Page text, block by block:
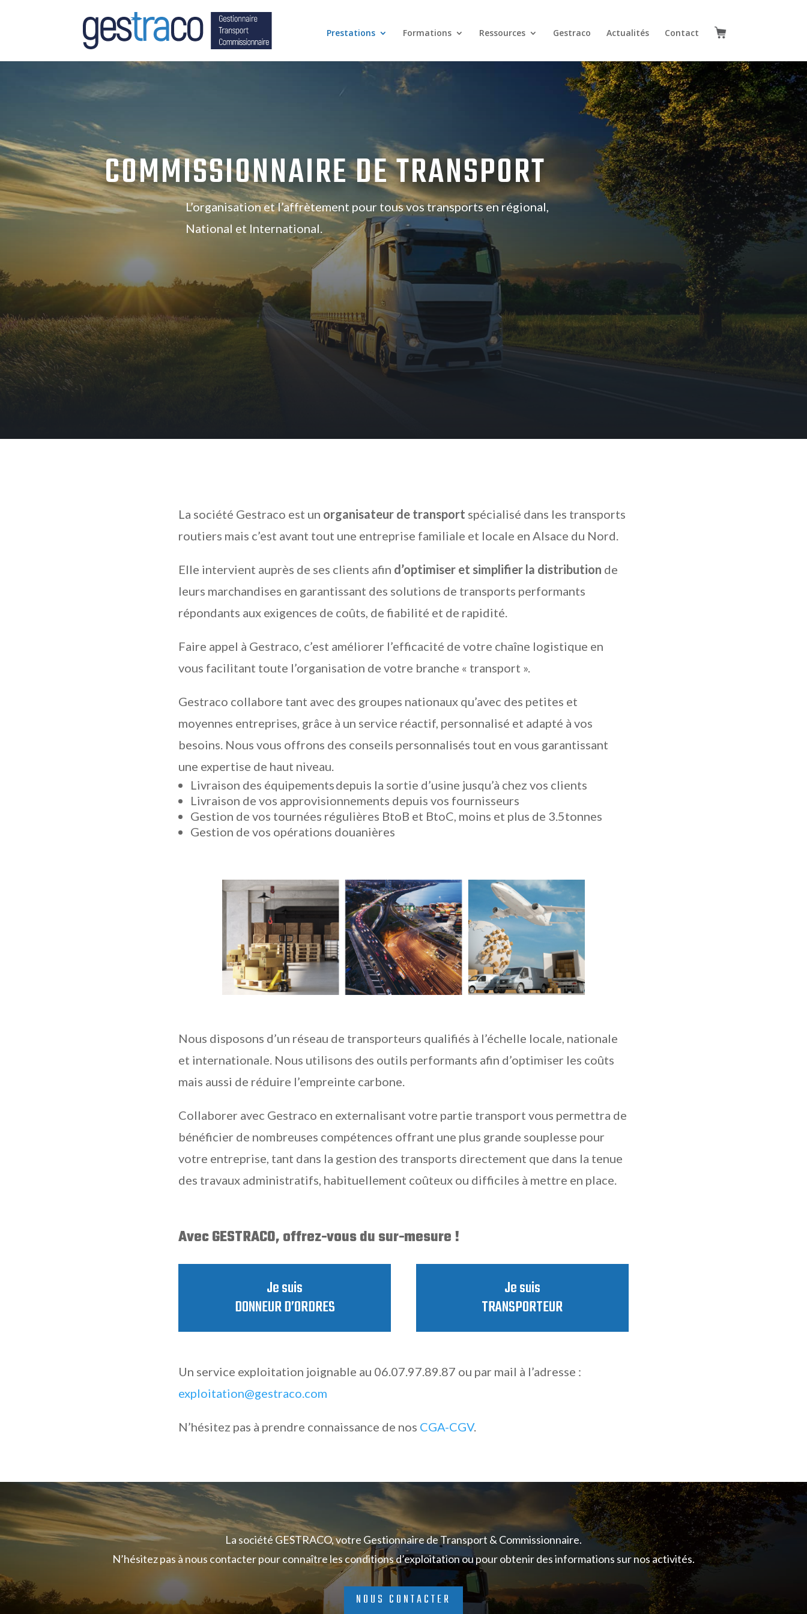
Prestations Formations Ressources Gestraco Actualités Contact
COMMISSIONNAIRE DE TRANSPORT
L’organisation et l’affrètement pour tous vos transports en régional,
National et International.
La société Gestraco est un organisateur de transport spécialisé dans les transports
routiers mais c’est avant tout une entreprise familiale et locale en Alsace du Nord.
Elle intervient auprès de ses clients afin d’optimiser et simplifier la distribution de
leurs marchandises en garantissant des solutions de transports performants
répondants aux exigences de coûts, de fiabilité et de rapidité.
Faire appel à Gestraco, c’est améliorer l’efficacité de votre chaîne logistique en
vous facilitant toute l’organisation de votre branche « transport ».
Gestraco collabore tant avec des groupes nationaux qu’avec des petites et
moyennes entreprises, grâce à un service réactif, personnalisé et adapté à vos
besoins. Nous vous offrons des conseils personnalisés tout en vous garantissant
une expertise de haut niveau.
Livraison des équipements depuis la sortie d’usine jusqu’à chez vos clients
Livraison de vos approvisionnements depuis vos fournisseurs
Gestion de vos tournées régulières BtoB et BtoC, moins et plus de 3.5tonnes
Gestion de vos opérations douanières
Nous disposons d’un réseau de transporteurs qualifiés à l’échelle locale, nationale
et internationale. Nous utilisons des outils performants afin d’optimiser les coûts
mais aussi de réduire l’empreinte carbone.
Collaborer avec Gestraco en externalisant votre partie transport vous permettra de
bénéficier de nombreuses compétences offrant une plus grande souplesse pour
votre entreprise, tant dans la gestion des transports directement que dans la tenue
des travaux administratifs, habituellement coûteux ou difficiles à mettre en place.
Avec GESTRACO, offrez-vous du sur-mesure !
Je suis
DONNEUR D’ORDRES
Je suis
TRANSPORTEUR
Un service exploitation joignable au 06.07.97.89.87 ou par mail à l’adresse :
exploitation@gestraco.com
N’hésitez pas à prendre connaissance de nos CGA-CGV.
La société GESTRACO, votre Gestionnaire de Transport & Commissionnaire.
N’hésitez pas à nous contacter pour connaître les conditions d’exploitation ou pour obtenir des informations sur nos activités.
NOUS CONTACTER